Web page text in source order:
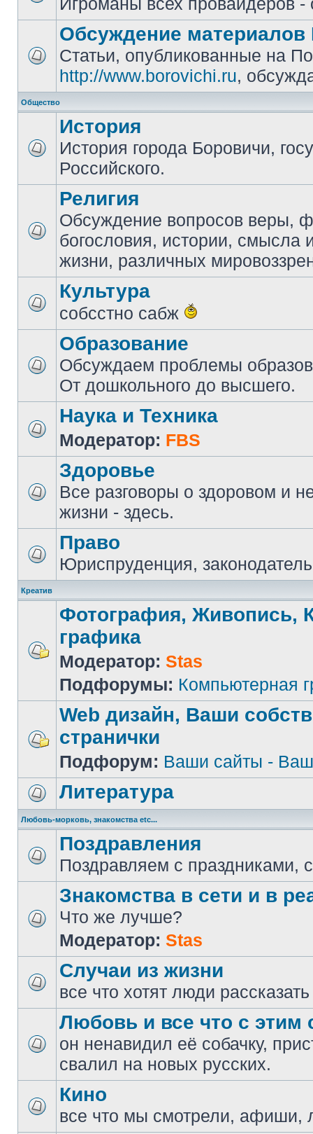
Обсуждение материалов
Статьи, опубликованные на
http://www.borovichi.ru,
Общество
История
История города Боровичи,
Российского.
Религия
Обсуждение вопросов веры,
богословия, истории, смысла
жизни, различных
Культура
собсстно сабж
Образование
Обсуждаем проблемы
От дошкольного до высшего.
Наука и Техника
Модератор: FBS
Здоровье
Все разговоры о здоровом и
жизни - здесь.
Право
Юриспруденция,
Креатив
Фотография, Живопись,
графика
Модератор: Stas
Подфорумы: Компьютерная
Web дизайн, Ваши
странички
Подфорум: Ваши сайты -
Литература
Любовь-морковь, знакомства etc...
Поздравления
Поздравляем с праздниками,
Знакомства в сети и в
Что же лучше?
Модератор: Stas
Случаи из жизни
все что хотят люди
Любовь и все что с этим
он ненавидил её собачку,
свалил на новых русских.
Кино
все что мы смотрели, афиши,